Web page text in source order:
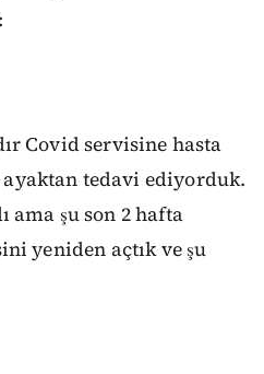
Covid servisine hasta
ayaktan tedavi ediyorduk.
şu son 2 hafta
yeniden açtık ve şu